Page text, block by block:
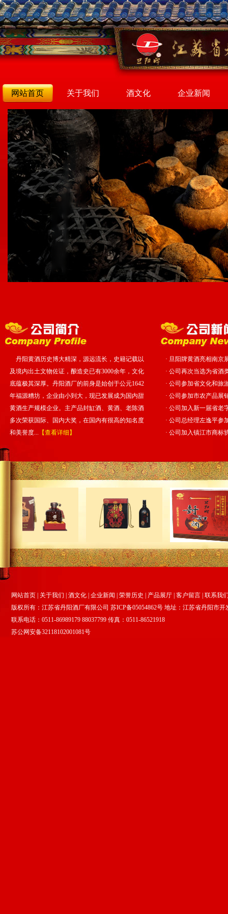
网站首页 关于我们 酒文化 企业新闻
丹阳黄酒历史博大精深，源远流长，史籍记载以
及境内出土文物佐证，酿造史已有3000余年，文化
底蕴极其深厚。丹阳酒厂的前身是始创于公元1642
年福源糟坊，企业由小到大，现已发展成为国内甜
黄酒生产规模企业。主产品封缸酒、黄酒、老陈酒
多次荣获国际、国内大奖，在国内有很高的知名度
和美誉度... 【查看详细】
· 旦阳牌黄酒亮相南京
· 公司再次当选为省酒
· 公司参加省文化和旅
· 公司参加市农产品展
· 公司加入新一届省老
· 公司总经理左逸平参
· 公司加入镇江市商标
网站首页 关于我们 酒文化 企业新闻 荣誉历史 产品展厅 客户留言 联系我
版权所有：江苏省丹阳酒厂有限公司 苏ICP备05054862号 地址：江苏省丹阳市开
联系电话：0511-86989179 88037799 传真：0511-86521918
苏公网安备32118102001081号